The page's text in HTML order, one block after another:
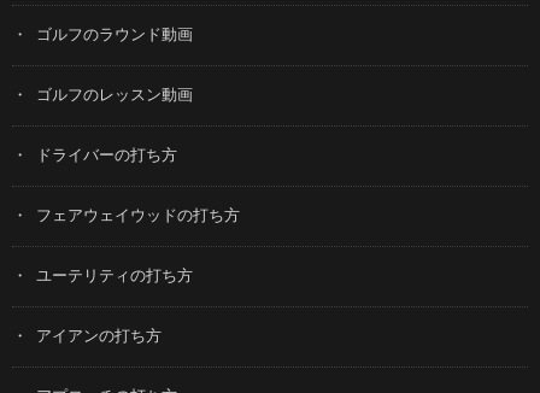
ゴルフのラウンド動画
ゴルフのレッスン動画
ドライバーの打ち方
フェアウェイウッドの打ち方
ユーテリティの打ち方
アイアンの打ち方